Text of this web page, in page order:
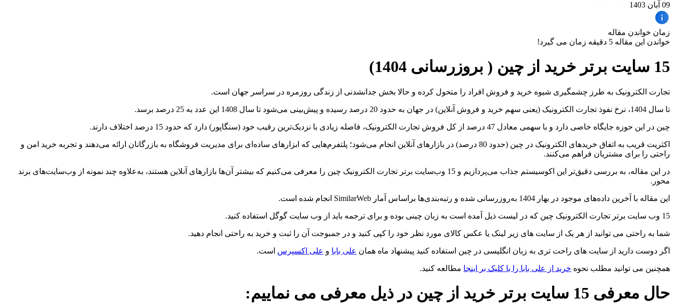
09 آبان 1403
زمان خواندن مقاله
خواندن این مقاله 5 دقیقه زمان می گیرد!
15 سایت برتر خرید از چین ( بروزرسانی 1404)
تجارت الکترونیک به طرز چشمگیری شیوه خرید و فروش افراد را متحول کرده و حالا بخش جدانشدنی از زندگی روزمره در سراسر جهان است.
تا سال 1404، نرخ نفوذ تجارت الکترونیک (یعنی سهم خرید و فروش آنلاین) در جهان به حدود 20 درصد رسیده و پیش‌بینی می‌شود تا سال 1408 این عدد به 25 درصد برسد.
چین در این حوزه جایگاه خاصی دارد و با سهمی معادل 47 درصد از کل فروش تجارت الکترونیک، فاصله زیادی با نزدیک‌ترین رقیب خود (سنگاپور) دارد که حدود 15 درصد اختلاف دارند.
اکثریت قریب به اتفاق خریدهای الکترونیک در چین (حدود 80 درصد) در بازارهای آنلاین انجام می‌شود؛ پلتفرم‌هایی که ابزارهای ساده‌ای برای مدیریت فروشگاه به بازرگانان ارائه می‌دهند و تجربه خرید امن و
راحتی را برای مشتریان فراهم می‌کنند.
در این مقاله، به بررسی دقیق‌تر این اکوسیستم جذاب می‌پردازیم و 15 وب‌سایت برتر تجارت الکترونیک چین را معرفی می‌کنیم که بیشتر آن‌ها بازارهای آنلاین هستند، به‌علاوه چند نمونه از وب‌سایت‌های برند
محور.
این مقاله با آخرین داده‌های موجود در بهار 1404 به‌روزرسانی شده و رتبه‌بندی‌ها براساس آمار SimilarWeb انجام شده است.
15 وب سایت برتر تجارت الکترونیک چین که در لیست ذیل آمده است به زبان چینی بوده و برای ترجمه باید از وب سایت گوگل استفاده کنید.
شما به راحتی می توانید از هر یک از سایت های زیر لینک یا عکس کالای مورد نظر خود را کپی کنید و در جمبوجت آن را ثبت و خرید به راحتی انجام دهید.
اگر دوست دارید از سایت های راحت تری به زبان انگلیسی در چین استفاده کنید پیشنهاد ماه همان علی بابا و علی اکسپرس است.
همچنین می توانید مطلب نحوه خرید از علی بابا را با کلیک بر اینجا مطالعه کنید.
حال معرفی 15 سایت برتر خرید از چین در ذیل معرفی می نماییم: